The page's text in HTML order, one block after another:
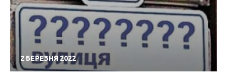
2 БЕРЕЗНЯ 2022